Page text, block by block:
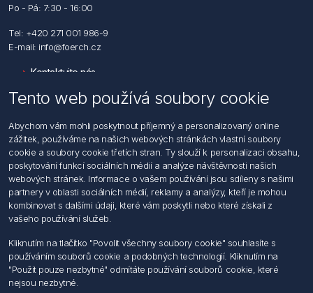
Po - Pá: 7:30 - 16:00
Tel: +420 271 001 986-9
E-mail: info@foerch.cz
Kontaktujte nás
Hledat
Dodržování předpisů
Zásady zpracování osobních údajů fyzických osob
Podmínky zasílání elektronických dokumentu
Všeobecné dodací a obchodní podmínky
Informace o nakládaní s elektroodpadem
Můj účet
Můj účet
Objednávky
Adresy
Tento web používá soubory cookie
Abychom vám mohli poskytnout příjemný a personalizovaný online
zážitek, používáme na našich webových stránkách vlastní soubory
cookie a soubory cookie třetích stran. Ty slouží k personalizaci obsahu,
poskytování funkcí sociálních médií a analýze návštěvnosti našich
webových stránek. Informace o vašem používání jsou sdíleny s našimi
partnery v oblasti sociálních médií, reklamy a analýzy, kteří je mohou
kombinovat s dalšími údaji, které vám poskytli nebo které získali z
vašeho používání služeb.
Kliknutím na tlačítko "Povolit všechny soubory cookie" souhlasíte s
používáním souborů cookie a podobných technologií. Kliknutím na
"Použit pouze nezbytné" odmítáte používání souborů cookie, které
nejsou nezbytné.